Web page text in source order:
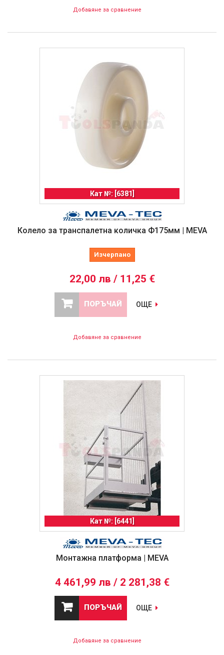
Добавяне за сравнение
Кат №: [6381]
Колело за транспалетна количка Ф175мм | MEVA
Изчерпано
22,00 лв / 11,25 €
ПОРЪЧАЙ ОЩЕ
Добавяне за сравнение
Кат №: [6441]
Монтажна платформа | MEVA
4 461,99 лв / 2 281,38 €
ПОРЪЧАЙ ОЩЕ
Добавяне за сравнение